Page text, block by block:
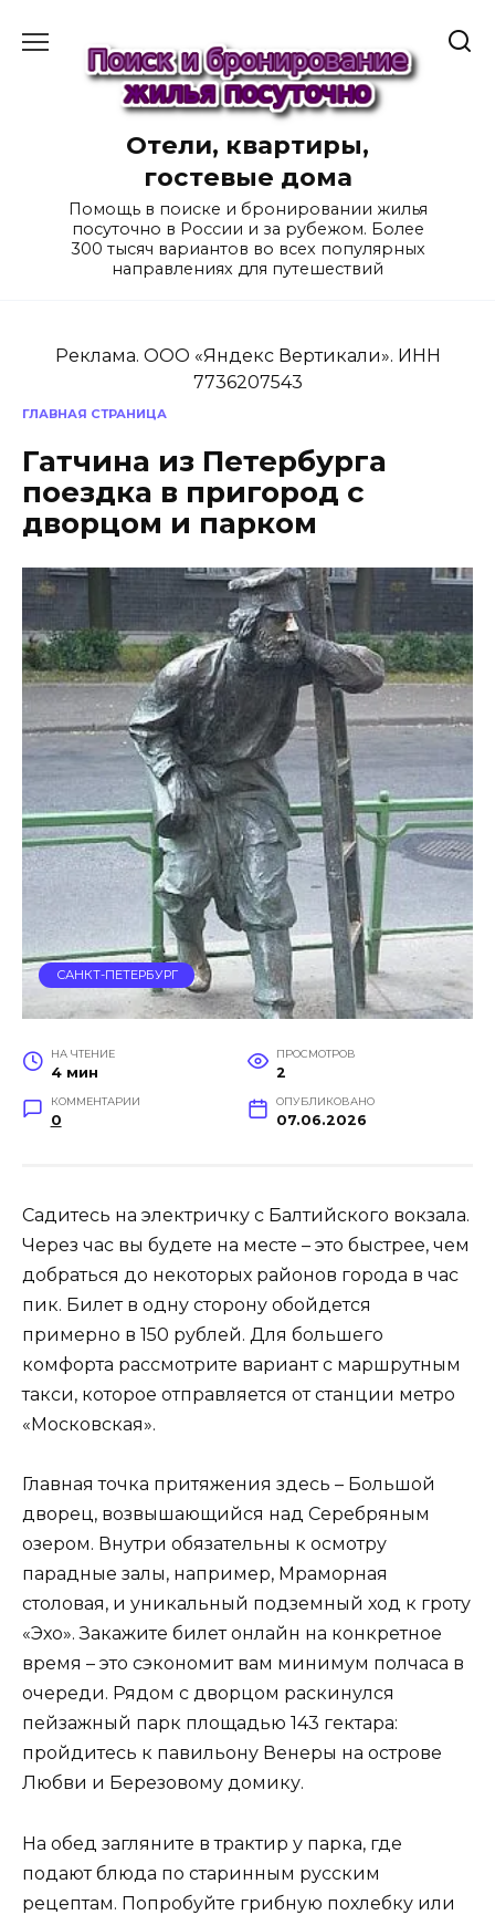
содержанию
Отели, квартиры,
гостевые дома
Помощь в поиске и бронировании жилья
посуточно в России и за рубежом. Более
300 тысяч вариантов во всех популярных
направлениях для путешествий
Реклама. ООО «Яндекс Вертикали». ИНН
7736207543
ГЛАВНАЯ СТРАНИЦА
Гатчина из Петербурга
поездка в пригород с
дворцом и парком
САНКТ-ПЕТЕРБУРГ
НА ЧТЕНИЕ
4 мин
ПРОСМОТРОВ
2
КОММЕНТАРИИ
0
ОПУБЛИКОВАНО
07.06.2026
Садитесь на электричку с Балтийского вокзала.
Через час вы будете на месте – это быстрее, чем
добраться до некоторых районов города в час
пик. Билет в одну сторону обойдется
примерно в 150 рублей. Для большего
комфорта рассмотрите вариант с маршрутным
такси, которое отправляется от станции метро
«Московская».
Главная точка притяжения здесь – Большой
дворец, возвышающийся над Серебряным
озером. Внутри обязательны к осмотру
парадные залы, например, Мраморная
столовая, и уникальный подземный ход к гроту
«Эхо». Закажите билет онлайн на конкретное
время – это сэкономит вам минимум полчаса в
очереди. Рядом с дворцом раскинулся
пейзажный парк площадью 143 гектара:
пройдитесь к павильону Венеры на острове
Любви и Березовому домику.
На обед загляните в трактир у парка, где
подают блюда по старинным русским
рецептам. Попробуйте грибную похлебку или